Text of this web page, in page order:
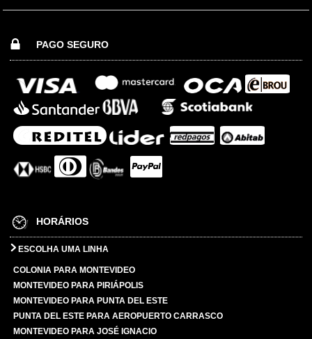
PAGO SEGURO
HORÁRIOS
ESCOLHA UMA LINHA
COLONIA PARA MONTEVIDEO
MONTEVIDEO PARA PIRIÁPOLIS
MONTEVIDEO PARA PUNTA DEL ESTE
PUNTA DEL ESTE PARA AEROPUERTO CARRASCO
MONTEVIDEO PARA JOSÉ IGNACIO